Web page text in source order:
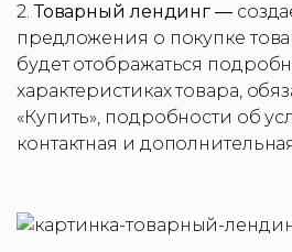
2.Товарный лендинг —
предложения о покупке
будет отображаться
характеристиках товара,
«Купить», подробности об
контактная и